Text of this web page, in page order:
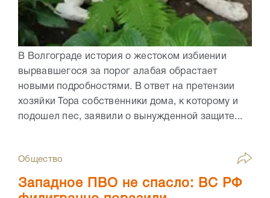
В Волгограде история о жестоком избиении
вырвавшегося за порог алабая обрастает
новыми подробностями. В ответ на претензии
хозяйки Тора собственники дома, к которому и
подошел пес, заявили о вынужденной защите...
Общество
Западное ПВО не спасло: ВС РФ